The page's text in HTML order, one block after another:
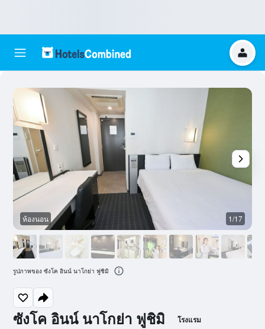
ซังโค อินน์ นาโกย่า ฟูชิมิ โรงแรม
ห้องนอน 1/17
รูปภาพของ ซังโค อินน์ นาโกย่า ฟูชิมิ